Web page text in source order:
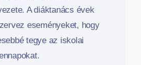
A diáktanács évek
eseményeket, hogy
tegye az iskolai